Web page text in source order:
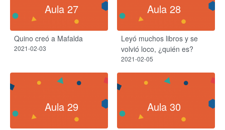
Aula 27
Quino creó a Mafalda
2021-02-03
Aula 28
Leyó muchos libros y se
volvió loco, ¿quién es?​
2021-02-05
Aula 29 Aula 30